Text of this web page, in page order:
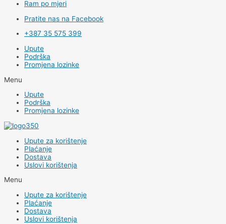
Ram po mjeri
Pratite nas na Facebook
+387 35 575 399
Upute
Podrška
Promjena lozinke
Menu
Upute
Podrška
Promjena lozinke
Upute za korištenje
Plaćanje
Dostava
Uslovi korištenja
Menu
Upute za korištenje
Plaćanje
Dostava
Uslovi korištenja